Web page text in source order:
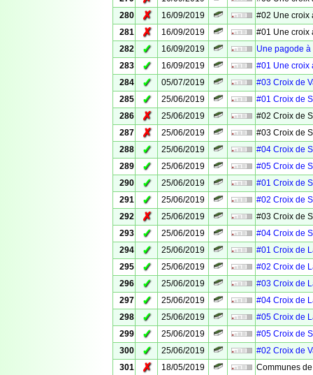
280
✗ 16/09/2019
#02 Une croix
281
✗ 16/09/2019
#01 Une croix
282
✓ 16/09/2019
Une pagode
283
✓ 16/09/2019
#01 Une croix
284
✓ 05/07/2019
#03 Croix de
285
✓ 25/06/2019
#01 Croix de
286
✗ 25/06/2019
#02 Croix de
287
✗ 25/06/2019
#03 Croix de
288
✓ 25/06/2019
#04 Croix de
289
✓ 25/06/2019
#05 Croix de
290
✓ 25/06/2019
#01 Croix de
291
✓ 25/06/2019
#02 Croix de
292
✗ 25/06/2019
#03 Croix de
293
✓ 25/06/2019
#04 Croix de
294
✓ 25/06/2019
#01 Croix de
295
✓ 25/06/2019
#02 Croix de
296
✓ 25/06/2019
#03 Croix de
297
✓ 25/06/2019
#04 Croix de
298
✓ 25/06/2019
#05 Croix de
299
✓ 25/06/2019
#05 Croix de
300
✓ 25/06/2019
#02 Croix de
301
✗ 18/05/2019
Communes